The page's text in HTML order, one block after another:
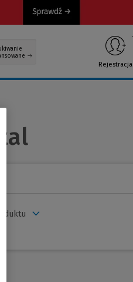
Rejestracja